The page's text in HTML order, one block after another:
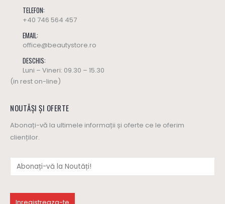
TELEFON:
+40 746 564 457
EMAIL:
office@beautystore.ro
DESCHIS:
Luni – Vineri: 09.30 – 15.30
(in rest on-line)
NOUTĂȘI ȘI OFERTE
Abonați-vă la ultimele informații și oferte ce le oferim
clienților.